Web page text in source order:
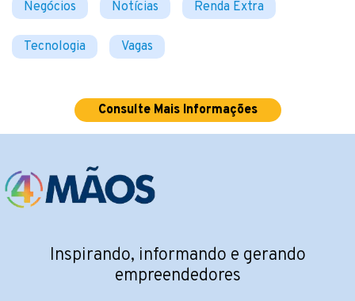
Negócios Notícias Renda Extra
Tecnologia Vagas
Consulte Mais Informações
Inspirando, informando e gerando
empreendedores